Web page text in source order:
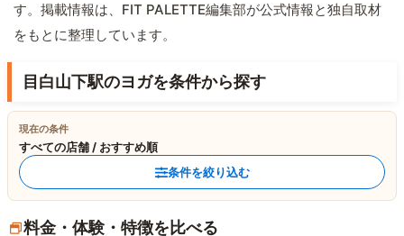
す。掲載情報は、FIT PALETTE編集部が公式情報と独自取材
をもとに整理しています。
目白山下駅のヨガを条件から探す
現在の条件
すべての店舗 / おすすめ順
条件を絞り込む
料金・体験・特徴を比べる